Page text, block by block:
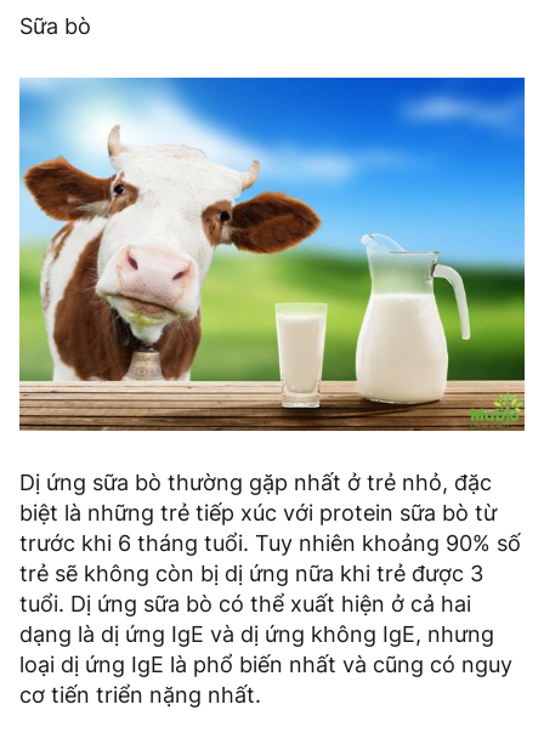
Sữa bò
Dị ứng sữa bò thường gặp nhất ở trẻ nhỏ, đặc
biệt là những trẻ tiếp xúc với protein sữa bò từ
trước khi 6 tháng tuổi. Tuy nhiên khoảng 90% số
trẻ sẽ không còn bị dị ứng nữa khi trẻ được 3
tuổi. Dị ứng sữa bò có thể xuất hiện ở cả hai
dạng là dị ứng IgE và dị ứng không IgE, nhưng
loại dị ứng IgE là phổ biến nhất và cũng có nguy
cơ tiến triển nặng nhất.